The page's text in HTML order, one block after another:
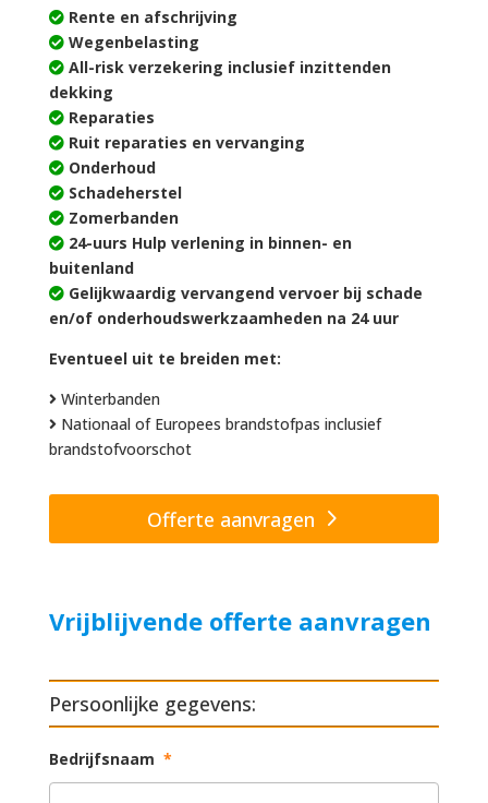
Rente en afschrijving
Wegenbelasting
All-risk verzekering inclusief inzittenden
dekking
Reparaties
Ruit reparaties en vervanging
Onderhoud
Schadeherstel
Zomerbanden
24-uurs Hulp verlening in binnen- en
buitenland
Gelijkwaardig vervangend vervoer bij schade
en/of onderhoudswerkzaamheden na 24 uur
Eventueel uit te breiden met:
Winterbanden
Nationaal of Europees brandstofpas inclusief
brandstofvoorschot
Offerte aanvragen
Vrijblijvende offerte aanvragen
Persoonlijke gegevens:
Bedrijfsnaam *